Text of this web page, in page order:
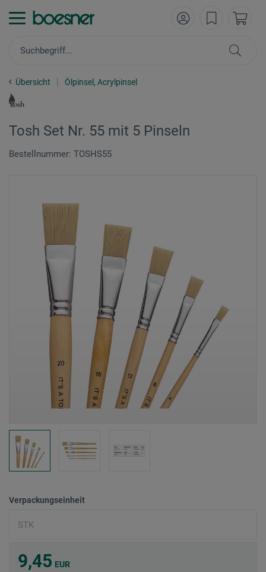
Übersicht Ölpinsel, Acrylpinsel
Tosh Set Nr. 55 mit 5 Pinseln
Bestellnummer: TOSHS55
Verpackungseinheit
9,45 EUR